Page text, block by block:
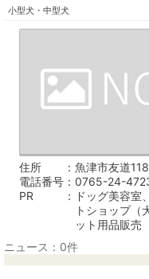
小型犬・中型犬
住所
魚津市友道
電話番号
0765-24-
PR
ドッグ美容室
トショップ（
ット用品販売
ニュース：0件